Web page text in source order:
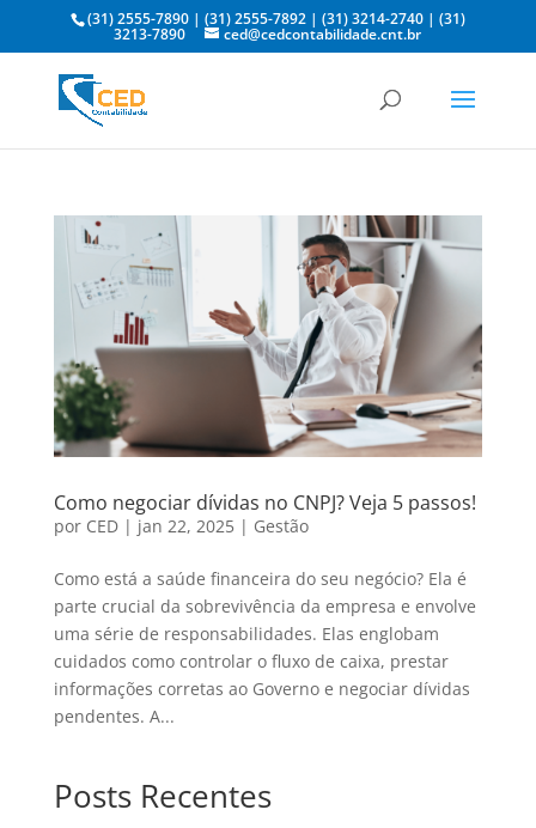
(31) 2555-7890| (31) 2555-7892| (31) 3214-2740| (31)
3213-7890 ced@cedcontabilidade.cnt.br
Como negociar dívidas no CNPJ? Veja 5 passos!
por CED| jan 22, 2025| Gestão
Como está a saúde financeira do seu negócio? Ela é
parte crucial da sobrevivência da empresa e envolve
uma série de responsabilidades. Elas englobam
cuidados como controlar o fluxo de caixa, prestar
informações corretas ao Governo e negociar dívidas
pendentes. A...
Posts Recentes